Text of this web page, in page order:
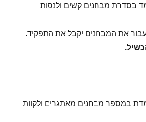
בסדרת מבחנים קשים ולנסות
את המבחנים יקבל את התפקיד.
במספר מבחנים מאתגרים ולקוות